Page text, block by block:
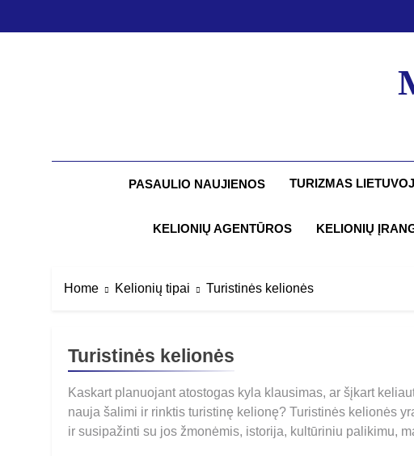
PASAULIO NAUJIENOS TURIZMAS
KELIONIŲ AGENTŪROS KELIONIŲ
Home Kelionių tipai Turistinės kelionės
Turistinės kelionės
Kaskart planuojant atostogas kyla klausimas, ar šįkart
nauja šalimi ir rinktis turistinę kelionę? Turistinės kelionės
ir susipažinti su jos žmonėmis, istorija, kultūriniu palikimu,